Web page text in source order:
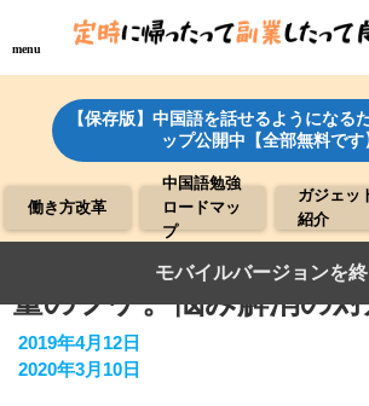
menu
【保存版】中国語を話せるようになる
ップ公開中【全部無料です
働き方改革
中国語勉強
ロードマッ
プ
ガジェッ
紹介
まるで雪景色。洗っても
量のフケ。悩み解消の
2019年4月12日
2020年3月10日
モバイルバージョンを